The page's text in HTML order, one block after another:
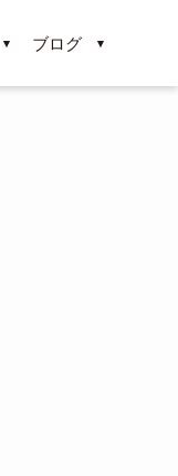
ブログ